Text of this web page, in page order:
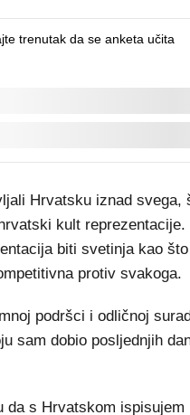
Hrvatsku iznad svega,
kult
biti svetinja kao
protiv svakoga.
podršci i odličnoj
sam dobio posljednjih
s Hrvatskom